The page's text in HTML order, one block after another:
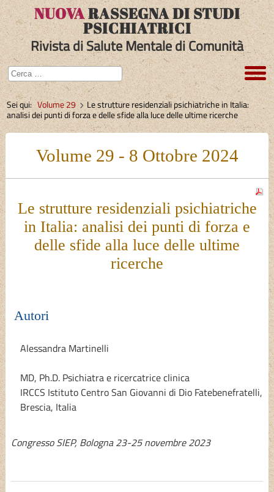
NUOVARASSEGNA DI STUDI
PSICHIATRICI
Rivista di Salute Mentale di Comunità
Sei qui:Volume 29
Le strutture residenziali psichiatriche in Italia:
analisi dei punti di forza e delle sfide alla luce delle ultime ricerche
Volume 29 - 8 Ottobre 2024
Le strutture residenziali psichiatriche
in Italia: analisi dei punti di forza e
delle sfide alla luce delle ultime
ricerche
Autori
Alessandra Martinelli
MD, Ph.D. Psichiatra e ricercatrice clinica
IRCCS Istituto Centro San Giovanni di Dio Fatebenefratelli,
Brescia, Italia
Congresso SIEP, Bologna 23-25 novembre 2023